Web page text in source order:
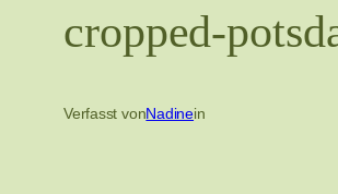
cropped-
Verfasst vonNadinein